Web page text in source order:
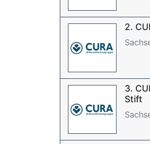
2.
3.
Stift